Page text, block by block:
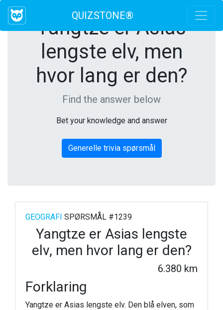
QUIZSTONE®
Yangtze er Asias
lengste elv, men
hvor lang er den?
Find the answer below
Bet your knowledge and answer
Generelle trivia spørsmål
GEOGRAFI SPØRSMÅL #1239
Yangtze er Asias lengste
elv, men hvor lang er den?
6.380 km
Forklaring
Yangtze er Asias lengste elv. Den blå elven, som